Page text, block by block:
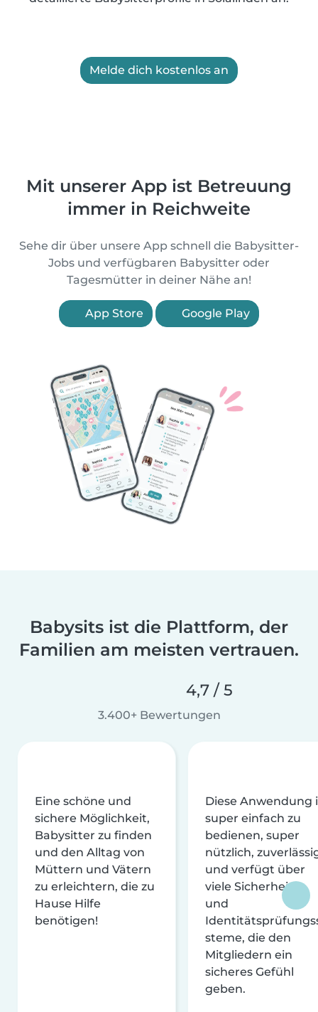
Melde dich kostenlos an
Mit unserer App ist Betreuung
immer in Reichweite
Sehe dir über unsere App schnell die Babysitter-
Jobs und verfügbaren Babysitter oder
Tagesmütter in deiner Nähe an!
App Store Google Play
Babysits ist die Plattform, der
Familien am meisten vertrauen.
4,7 / 5
3.400+ Bewertungen
Eine schöne und
sichere Möglichkeit,
Babysitter zu finden
und den Alltag von
Müttern und Vätern
zu erleichtern, die zu
Hause Hilfe
benötigen!
Diese Anwendung
super einfach zu
bedienen, super
nützlich,
und verfügt über
viele Sicherheits-
und
steme, die den
Mitgliedern ein
sicheres Gefühl
geben.